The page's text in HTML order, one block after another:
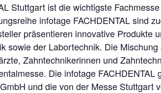
Stuttgart ist die wichtigste
infotage FACHDENTAL sind
präsentieren innovative Produkte
sowie der Labortechnik. Die
Zahntechnikerinnen und
Die infotage
und die von der Messe Stuttgart